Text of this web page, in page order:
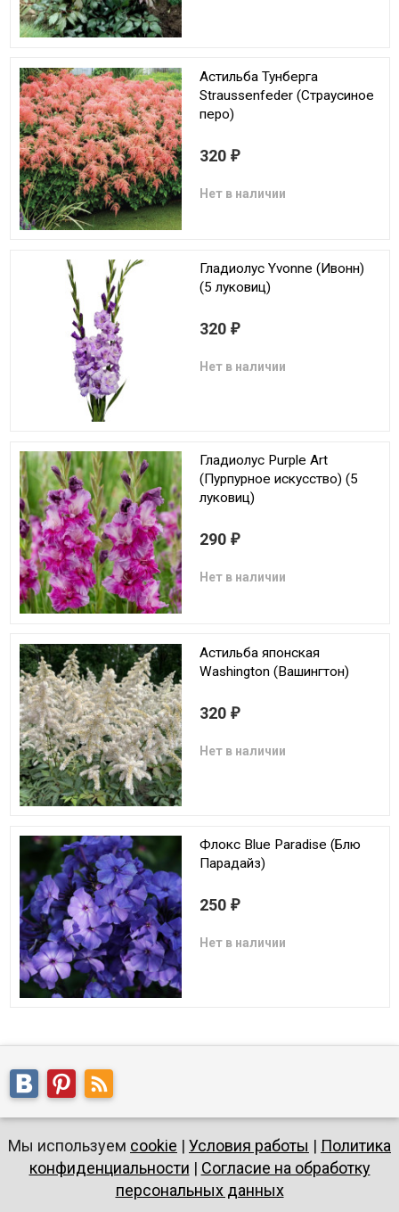
Астильба Тунберга
Straussenfeder (Страусиное
перо)
320 ₽
Нет в наличии
Гладиолус Yvonne (Ивонн)
(5 луковиц)
320 ₽
Нет в наличии
Гладиолус Purple Art
(Пурпурное искусство) (5
луковиц)
290 ₽
Нет в наличии
Астильба японская
Washington (Вашингтон)
320 ₽
Нет в наличии
Флокс Blue Paradise (Блю
Парадайз)
250 ₽
Нет в наличии
Мы используем cookie | Условия работы | Политика
конфиденциальности | Согласие на обработку
персональных данных